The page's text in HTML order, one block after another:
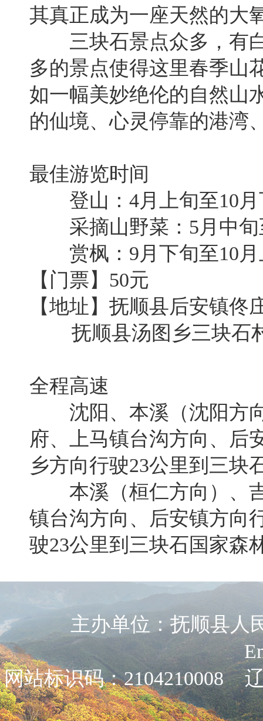
其真正成为一座天然的大
三块石景点众多，有白
多的景点使得这里春季山
如一幅美妙绝伦的自然山
的仙境、心灵停靠的港湾
最佳游览时间
登山：4月上旬至10
采摘山野菜：5月中旬
赏枫：9月下旬至10
【门票】50元
【地址】抚顺县后安镇
抚顺县汤图乡三块石
全程高速
沈阳、本溪（沈阳方向
府、上马镇台沟方向、后
乡方向行驶23公里到三
本溪（桓仁方向）、吉
镇台沟方向、后安镇方向
驶23公里到三块石国家森
主办单位：抚顺县
网站标识码：2104210008